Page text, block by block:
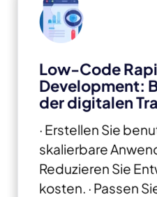
Low-Code
Development:
der digitalen
· Erstellen Sie
skalierbare
Reduzieren Sie
kosten. · Passen